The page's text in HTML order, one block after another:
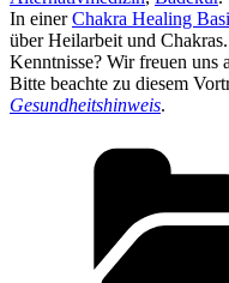
In einerChakra Healing
über Heilarbeit und
Kenntnisse? Wir freuen uns
Bitte beachte zu diesem
Gesundheitshinweis.